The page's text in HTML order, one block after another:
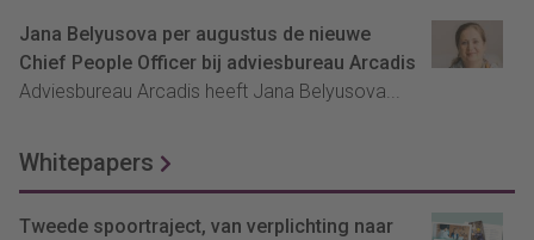
Jana Belyusova per augustus de nieuwe
Chief People Officer bij adviesbureau Arcadis
Adviesbureau Arcadis heeft Jana Belyusova...
Whitepapers
Tweede spoortraject, van verplichting naar